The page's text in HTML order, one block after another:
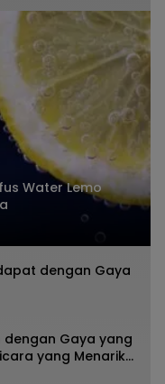
Water Lemo
dengan Gaya
dengan Gaya yang
yang Menarik